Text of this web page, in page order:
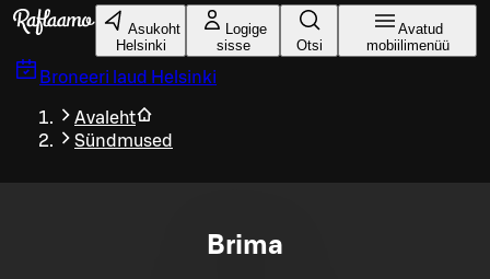
Liigu peamise sisu juurde
Asukoht
Helsinki
Logige
sisse
Otsi
Avatud
mobiilimenüü
Broneeri laud Helsinki
Avaleht
Sündmused
Brima